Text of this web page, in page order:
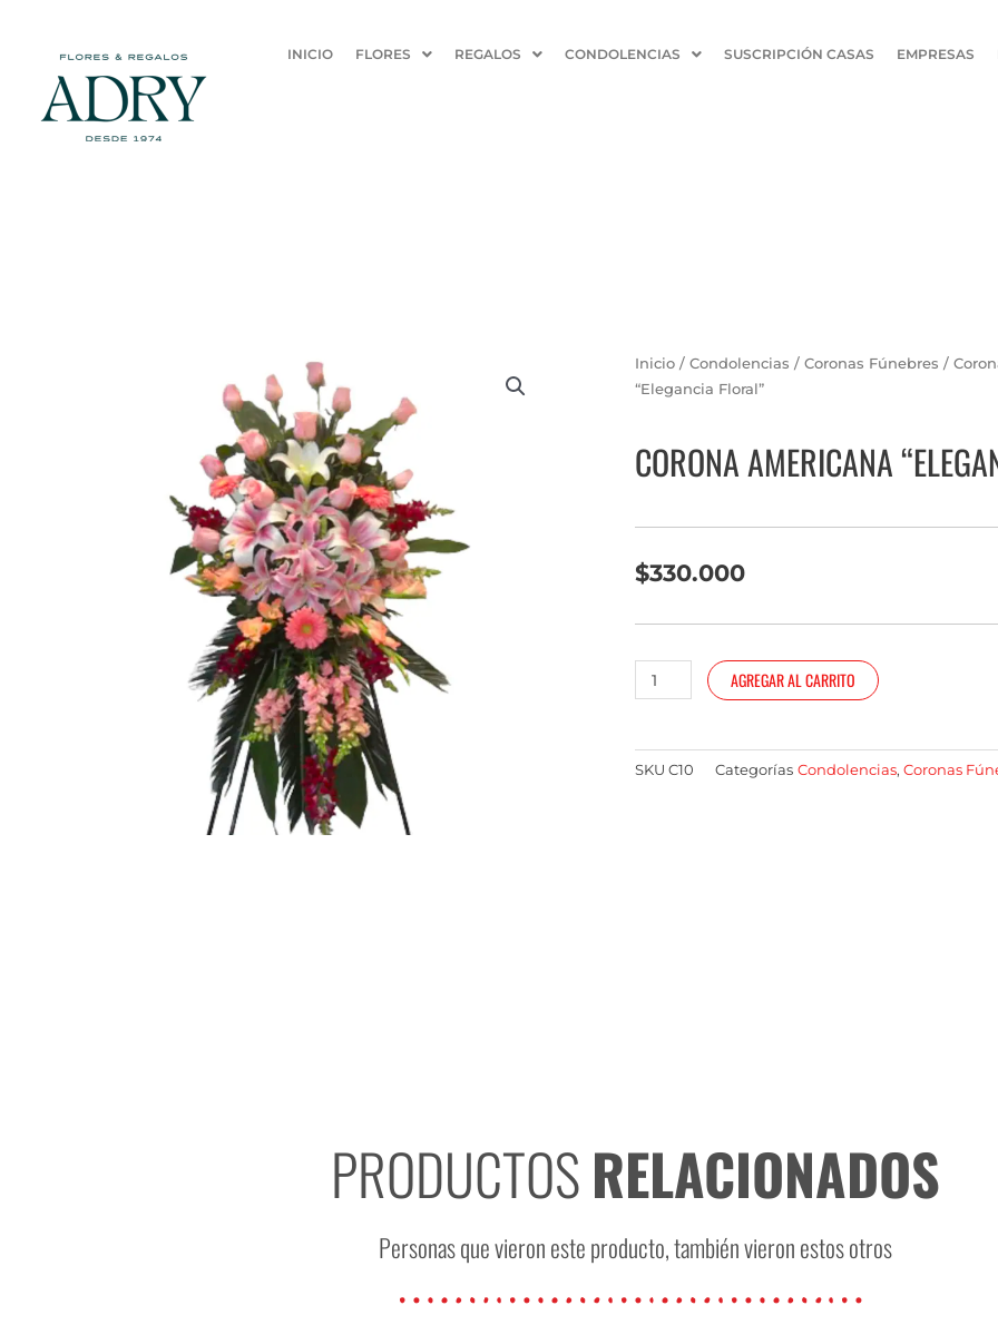
contenido
INICIO FLORES REGALOS CONDOLENCIAS SUSCRIPCIÓN CASAS EMPRESAS
Inicio / Condolencias / Coronas Fúnebres /
“Elegancia Floral”
CORONA AMERICANA
$330.000
Corona
americana
Floral"
cantidad
AGREGAR AL CARRITO
SKU C10 Categorías Condolencias, Coronas
PRODUCTOSRELACIONADOS
Personas que vieron este producto, también vieron estos otros